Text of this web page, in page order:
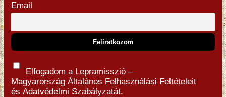
Email
Elfogadom a Lepramisszió –
Magyarország Általános Felhasználási Feltételeit
és Adatvédelmi Szabályzatát.